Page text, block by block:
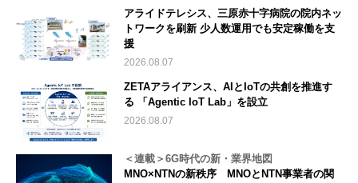
アライドテレシス、三原赤十字病院の院内ネッ
トワークを刷新 少人数運用でも安定稼働を支
援
2026.08.07
ZETAアライアンス、AIとIoTの共創を推進す
る 「Agentic IoT Lab」を設立
2026.08.07
＜連載＞6G時代の新・業界地図
MNO×NTNの新秩序 MNOとNTN事業者の関